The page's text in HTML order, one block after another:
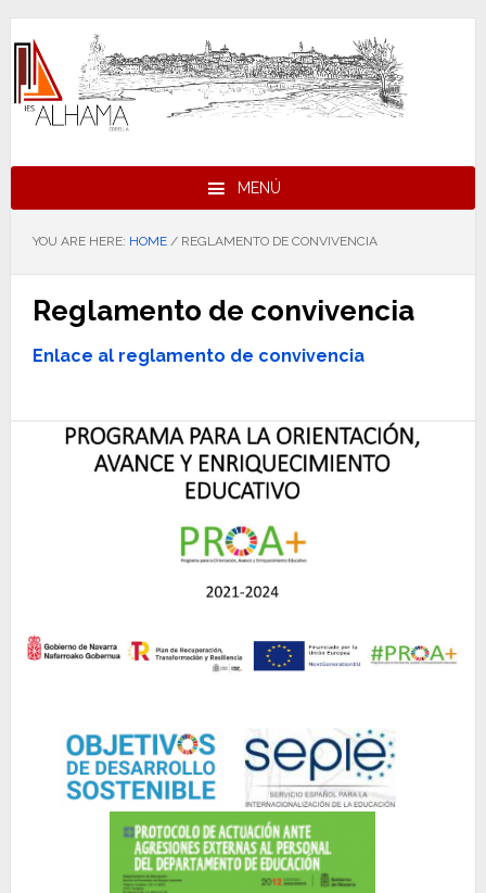
Skip
to
primary
navigation
Skip
to
main
content
Skip
to
footer
MENÚ
YOU ARE HERE: HOME /REGLAMENTO DE CONVIVENCIA
Reglamento de convivencia
Enlace al reglamento de convivencia
Footer